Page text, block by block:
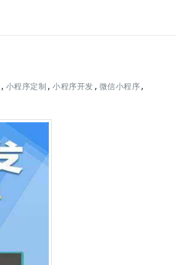
, 小程序定制 , 小程序开发 , 微信小程序,